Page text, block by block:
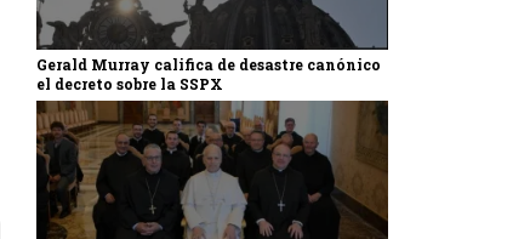
Gerald Murray califica de desastre canónico
el decreto sobre la SSPX